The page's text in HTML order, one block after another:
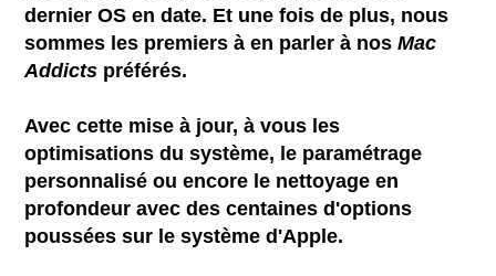
dernier OS en date. Et une fois de plus, nous
sommes les premiers à en parler à nosMac
Addicts préférés.
Avec cette mise à jour, à vous les
optimisations du système, le paramétrage
personnalisé ou encore le nettoyage en
profondeur avec des centaines d'options
poussées sur le système d'Apple.